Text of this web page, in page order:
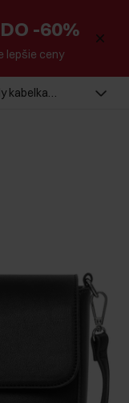
-60%
lepšie ceny
kabelka